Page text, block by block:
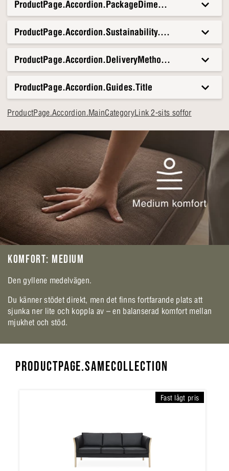
ProductPage.Accordion.Sustainability.Title
ProductPage.Accordion.DeliveryMethods.Title
ProductPage.Accordion.Guides.Title
ProductPage.Accordion.MainCategoryLink 2-sits soffor
KOMFORT: MEDIUM
Den gyllene medelvägen.
Du känner stödet direkt, men det finns fortfarande plats att
sjunka ner lite och koppla av – en balanserad komfort mellan
mjukhet och stöd.
PRODUCTPAGE.SAMECOLLECTION
Fast lågt pris